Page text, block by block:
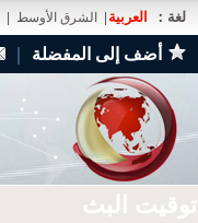
لغة： العربية الشرق الأوسط
أضف إلى المفضلة
توقيت البث